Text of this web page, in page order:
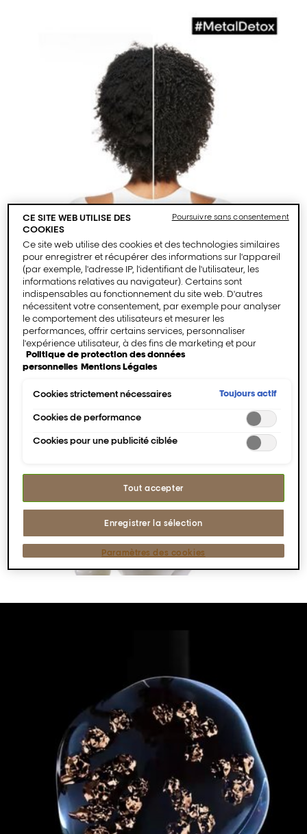
Discover the science
behind Metal Detox.
Lance la vidéo Lecteur
CE SITE WEB UTILISE DES
COOKIES
Ce site web utilise des cookies et des technologies similaires
pour enregistrer et récupérer des informations sur l'appareil
(par exemple, l'adresse IP, l'identifiant de l'utilisateur, les
informations relatives au navigateur). Certains sont
indispensables au fonctionnement du site web. D'autres
nécessitent votre consentement, par exemple pour analyser
le comportement des utilisateurs et mesurer les
performances, offrir certains services, personnaliser
l'expérience utilisateur, à des fins de marketing et pour
intégrer des médias externes. Les cookies non
indispensables peuvent être acceptés directement («
»). Il est également possible de personnaliser les paramètres
Vous pouvez modifier votre sélection à tout moment en
cliquant sur le lien « Paramètres des cookies ». Pour plus
d'informations, veuillez consulter notre politique de
Politique de protection des données
personnelles Mentions Légales
Cookies strictement nécessaires Toujours actif
Cookies de performance
Cookies pour une publicité ciblée
Tout accepter
Enregistrer la sélection
Paramètres des cookies
Poursuivre sans consentement